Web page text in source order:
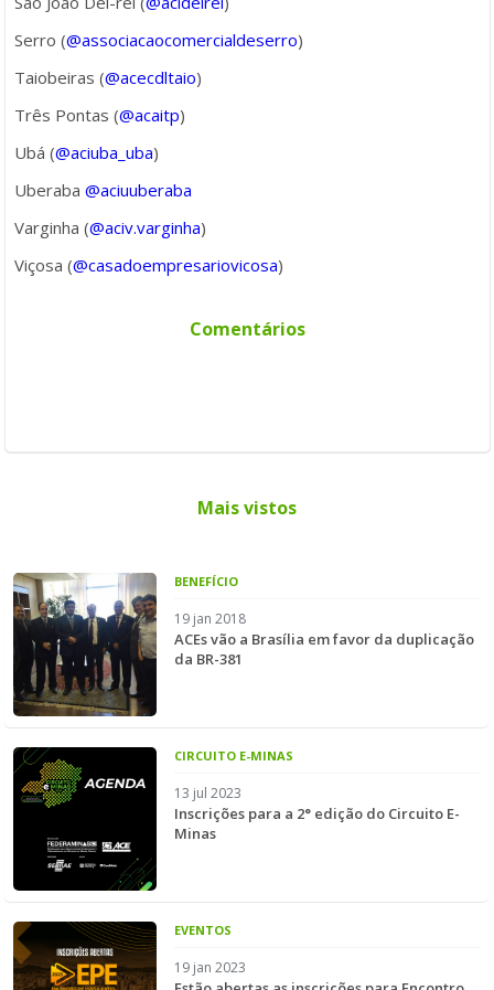
Serro (@associacaocomercialdeserro)
Taiobeiras (@acecdltaio)
Três Pontas (@acaitp)
Ubá (@aciuba_uba)
Uberaba @aciuuberaba
Varginha (@aciv.varginha)
Viçosa (@casadoempresariovicosa)
Comentários
Mais vistos
BENEFÍCIO
19 jan 2018
ACEs vão a Brasília em favor da duplicação
da BR-381
CIRCUITO E-MINAS
13 jul 2023
Inscrições para a 2° edição do Circuito E-
Minas
EVENTOS
19 jan 2023